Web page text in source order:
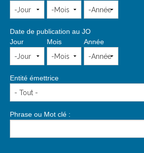
Date de publication au JO
Jour
Mois Année
Entité émettrice
Phrase ou Mot clé :